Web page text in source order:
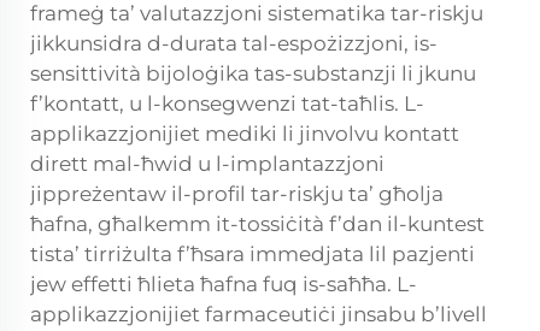
frameġ ta’ valutazzjoni sistematika tar-riskju
jikkunsidra d-durata tal-espożizzjoni, is-
sensittività bijoloġika tas-substanzji li jkunu
f’kontatt, u l-konsegwenzi tat-taħlis. L-
applikazzjonijiet mediki li jinvolvu kontatt
dirett mal-ħwid u l-implantazzjoni
jippreżentaw il-profil tar-riskju ta’ għolja
ħafna, għalkemm it-tossiċità f’dan il-kuntest
tista’ tirriżulta f’ħsara immedjata lil pazjenti
jew effetti ħlieta ħafna fuq is-saħħa. L-
applikazzjonijiet farmaceutiċi jinsabu b’livell